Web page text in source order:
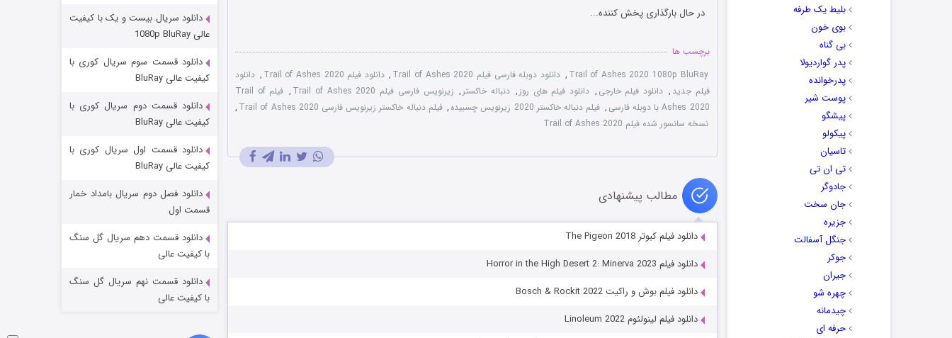
بلیط یک‌‌ طرفه
بوی خون
بی گناه
پدر گواردیولا
پدرخوانده
پوست شیر
پیشگو
پیکولو
تاسیان
تی ان تی
جادوگر
جان سخت
جزیره
جنگل آسفالت
جوکر
جیران
چهره شو
چیدمانه
حرفه ای
در حال بارگذاری پخش کننده...
برچسب ها
Trail of Ashes 2020 1080p BluRay
, دانلود دوبله فارسی فیلم Trail of Ashes 2020 , دانلود فیلم Trail of Ashes 2020 , دانلود
فیلم جدید , دانلود فیلم خارجی , دانلود فیلم های روز , دنباله خاکستر , زیرنویس فارسی فیلم Trail of Ashes 2020 ,
فیلم Trail of
Ashes 2020 با دوبله فارسی
, فیلم دنباله خاکستر 2020 زیرنویس چسبیده , فیلم دنباله خاکستر زیرنویس فارسی Trail of Ashes 2020
,
نسخه سانسور شده فیلم Trail of Ashes 2020
مطالب پیشنهادی
دانلود فیلم کبوتر The Pigeon 2018
دانلود فیلم Horror in the High Desert 2: Minerva 2023
دانلود فیلم بوش و راکیت Bosch & Rockit 2022
دانلود فیلم لینولئوم Linoleum 2022
مردگان متحرک: شهر مرده ۳
شکست استوارت در نجات جهان
قسمت ۷ (زیرنویس) منتشر شد
دانلود سریال بیست و یک با کیفیت
عالی 1080p BluRay
دانلود قسمت سوم سریال کوری با
کیفیت عالی BluRay
دانلود قسمت دوم سریال کوری با
کیفیت عالی BluRay
دانلود قسمت اول سریال کوری با
کیفیت عالی BluRay
دانلود فصل دوم سریال بامداد خمار
قسمت اول
دانلود قسمت دهم سریال گل سنگ
با کیفیت عالی
دانلود قسمت نهم سریال گل سنگ
با کیفیت عالی